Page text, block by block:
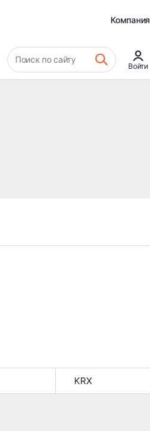
Компания
Поиск по сайту
Войти
KRX